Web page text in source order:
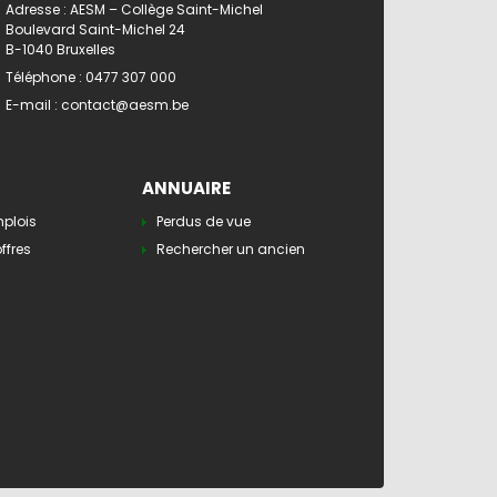
Adresse : AESM – Collège Saint-Michel
Boulevard Saint-Michel 24
B-1040 Bruxelles
Téléphone : 0477 307 000
E-mail : contact@aesm.be
ANNUAIRE
Perdus de vue
Rechercher un ancien